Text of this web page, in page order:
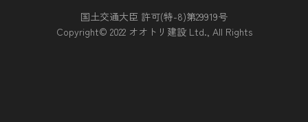
国土交通大臣 許可(特-8)第29919号
Copyright© 2022 オオトリ建設 Ltd., All Rights